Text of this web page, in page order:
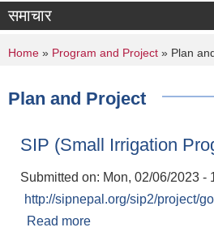
समाचार
You are here
Home » Program and Project » Plan
Plan and Project
SIP (Small Irrigation
Submitted on: Mon, 02/06/2023 -
http://sipnepal.org/sip2/project/
Read more